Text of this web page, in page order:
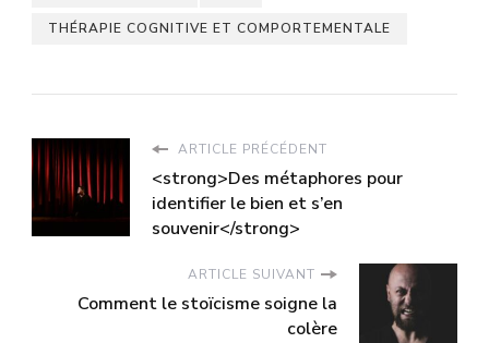
THÉRAPIE COGNITIVE ET COMPORTEMENTALE
ARTICLE PRÉCÉDENT
<strong>Des métaphores pour
identifier le bien et s’en
souvenir</strong>
ARTICLE SUIVANT
Comment le stoïcisme soigne la
colère